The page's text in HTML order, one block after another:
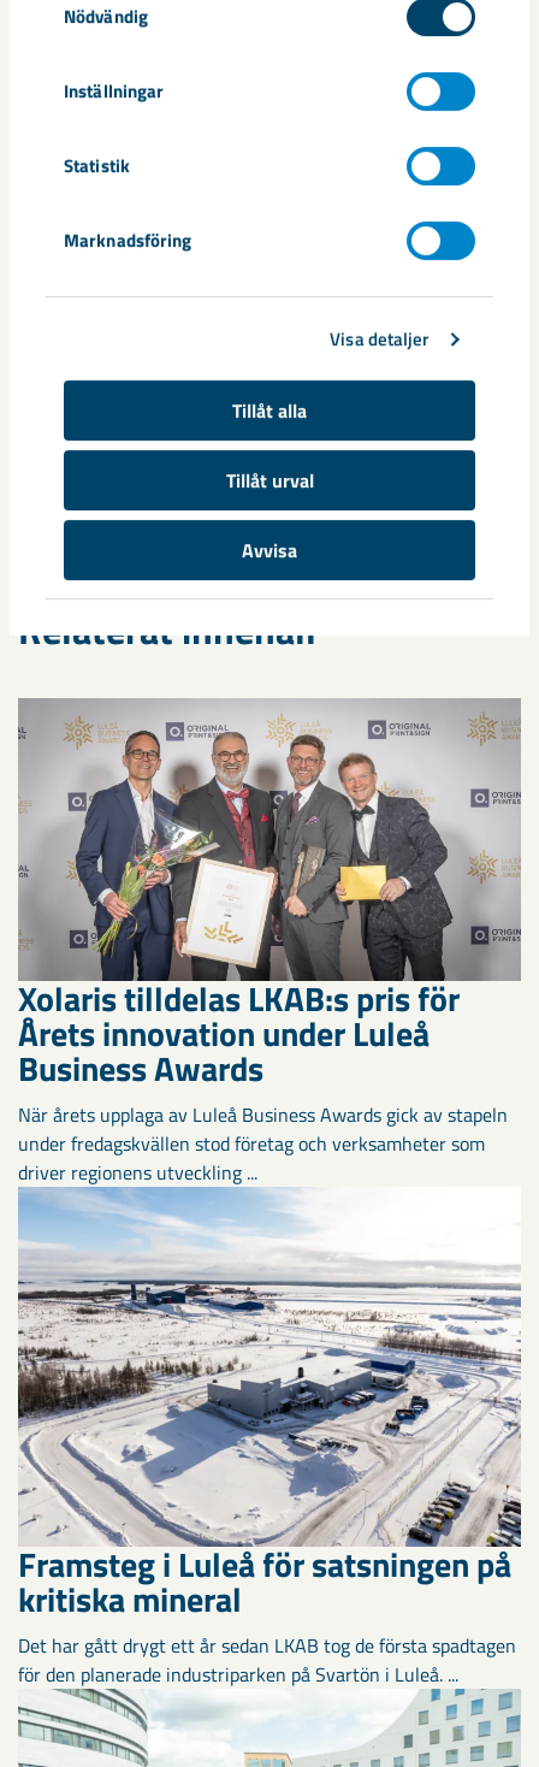
Nödvändig
Inställningar
Statistik
Marknadsföring
Visa detaljer
Tillåt alla
Tillåt urval
Avvisa
Taggar
Relaterat innehåll
Xolaris tilldelas LKAB:s pris för
Årets innovation under Luleå
Business Awards
När årets upplaga av Luleå Business Awards gick av stapeln
under fredagskvällen stod företag och verksamheter som
driver regionens utveckling ...
Framsteg i Luleå för satsningen på
kritiska mineral
Det har gått drygt ett år sedan LKAB tog de första spadtagen
för den planerade industriparken på Svartön i Luleå. ...